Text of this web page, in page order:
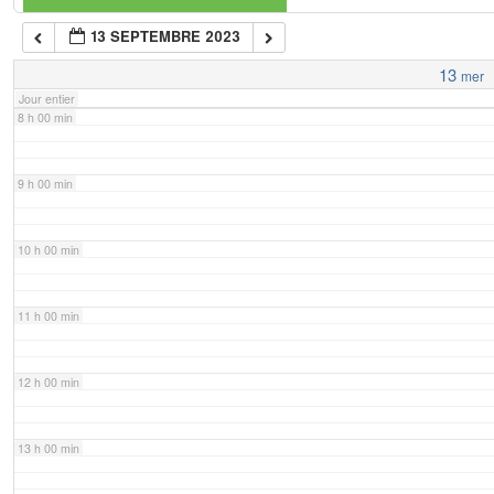
13 SEPTEMBRE 2023
13 mer
Jour entier
7 h 00 min
8 h 00 min
9 h 00 min
10 h 00 min
11 h 00 min
12 h 00 min
13 h 00 min